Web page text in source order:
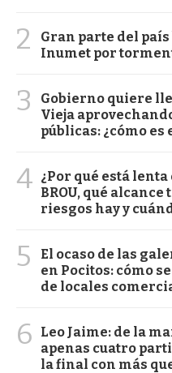
2
Gran parte del
Inumet por
3
Gobierno quiere
Vieja
públicas: ¿cómo es
4 ¿Por qué está
BROU, qué
riesgos hay y
5
El ocaso de las
en Pocitos: cómo
de locales
6
Leo Jaime: de la
apenas cuatro
la final con más